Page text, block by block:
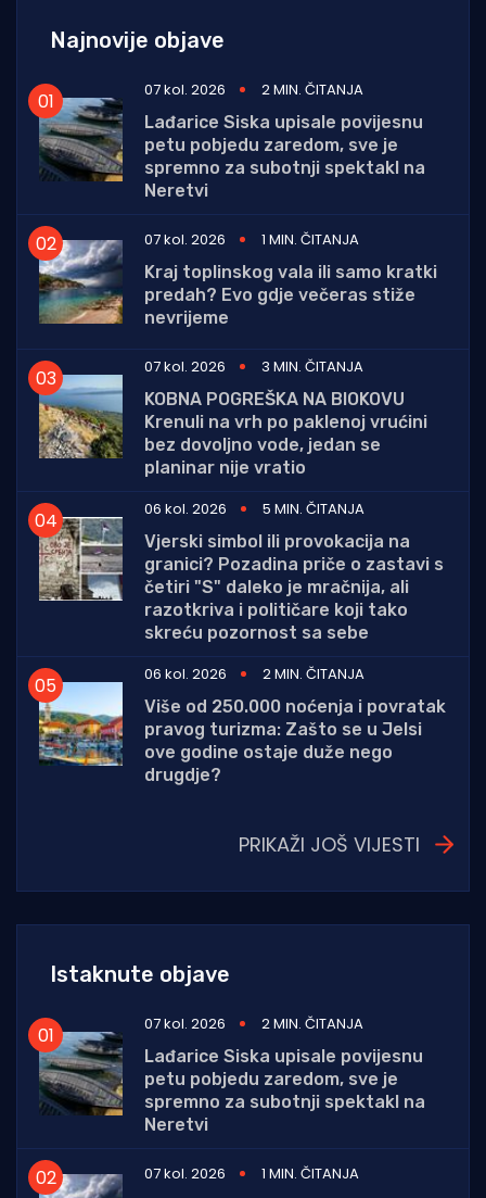
Najnovije objave
07 kol. 2026
2 MIN. ČITANJA
Lađarice Siska upisale povijesnu
petu pobjedu zaredom, sve je
spremno za subotnji spektakl na
Neretvi
07 kol. 2026
1 MIN. ČITANJA
Kraj toplinskog vala ili samo kratki
predah? Evo gdje večeras stiže
nevrijeme
07 kol. 2026
3 MIN. ČITANJA
KOBNA POGREŠKA NA BIOKOVU
Krenuli na vrh po paklenoj vrućini
bez dovoljno vode, jedan se
planinar nije vratio
06 kol. 2026
5 MIN. ČITANJA
Vjerski simbol ili provokacija na
granici? Pozadina priče o zastavi s
četiri "S" daleko je mračnija, ali
razotkriva i političare koji tako
skreću pozornost sa sebe
06 kol. 2026
2 MIN. ČITANJA
Više od 250.000 noćenja i povratak
pravog turizma: Zašto se u Jelsi
ove godine ostaje duže nego
drugdje?
PRIKAŽI JOŠ VIJESTI
Istaknute objave
07 kol. 2026
2 MIN. ČITANJA
Lađarice Siska upisale povijesnu
petu pobjedu zaredom, sve je
spremno za subotnji spektakl na
Neretvi
07 kol. 2026
1 MIN. ČITANJA